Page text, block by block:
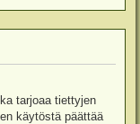
tarjoaa tiettyjen
käytöstä päättää